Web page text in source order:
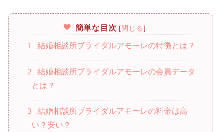
簡単な目次 [閉じる]
1 結婚相談所ブライダルアモーレの特徴とは？
2
結婚相談所ブライダルアモーレの会員データ
とは？
3
結婚相談所ブライダルアモーレの料金は高
い？安い？